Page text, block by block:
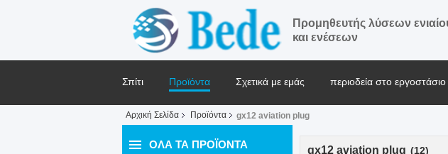
Προμηθευτής λύσεων
και ενέσεων
Σπίτι Προϊόντα Σχετικά με εμάς περιοδεία στο εργοστάσιο
Ζητήστε ένα απόσπασμα Ειδήσεις
Αρχική Σελίδα Προϊόντα gx12 aviation plug
ΌΛΑ ΤΑ ΠΡΟΪΌΝΤΑ gx12 aviation plug (12)